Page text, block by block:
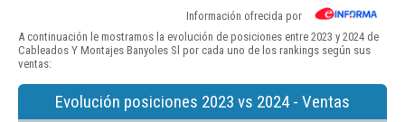
Información ofrecida por
A continuación le mostramos la evolución de posiciones entre 2023 y 2024 de
Cableados Y Montajes Banyoles Sl por cada uno de los rankings según sus
ventas:
Evolución posiciones 2023 vs 2024 - Ventas